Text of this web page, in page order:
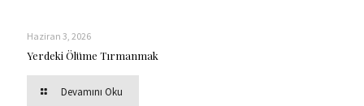
Haziran 3, 2026
Yerdeki Ölüme Tırmanmak
Devamını Oku